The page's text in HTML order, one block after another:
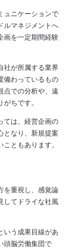
ュニケーションで
ルマネジメントへ
画を一定期間経験
社が所属する業界
備わっているもの
点での分析や、遠
ちです。
ては、経営企画の
となり、新規提案
ともあります。
を重視し、感覚論
してドライな社風
いう成果目線があ
頭脳労働集団で